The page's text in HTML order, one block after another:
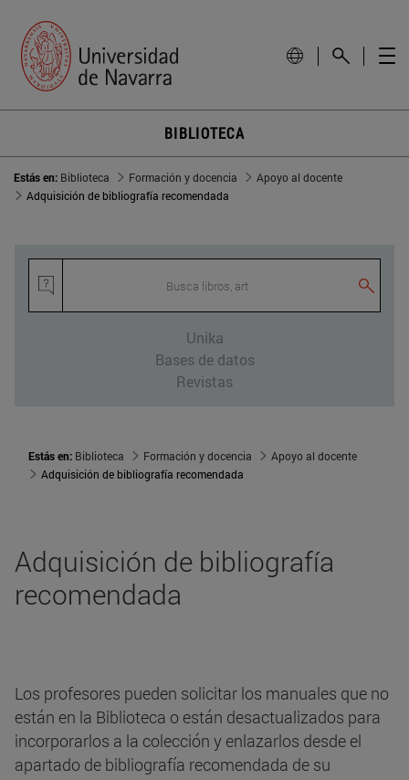
BIBLIOTECA
Estás en: Biblioteca Formación y docencia
Apoyo al docente
Adquisición de bibliografía recomendada
Busca libros, artí
Unika
Bases de datos
Revistas
Estás en: Biblioteca Formación y docencia
Apoyo al docente
Adquisición de bibliografía recomendada
Adquisición de bibliografía
recomendada
Los profesores pueden solicitar los manuales que no
están en la Biblioteca o están desactualizados para
incorporarlos a la colección y enlazarlos desde el
apartado de bibliografía recomendada de su